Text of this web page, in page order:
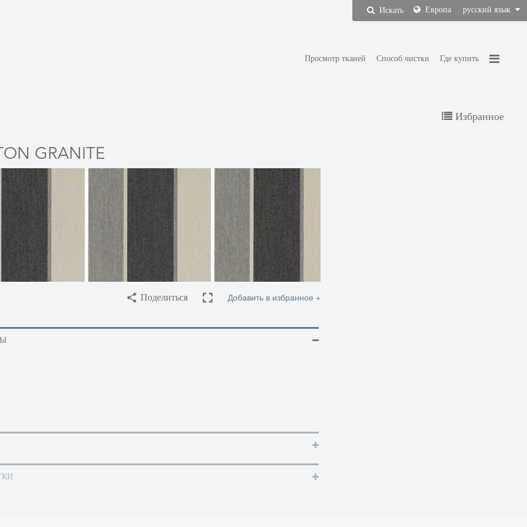
Искать Европа русский язык
Просмотр тканей Способ чистки Где купить
Избранное
GRANITE
Поделиться Добавить в избранное +